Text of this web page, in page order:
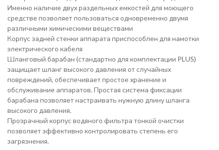
Именно наличие двух раздельных емкостей для моющего
средстве позволяет пользоваться одновременно двумя
различными химическими веществами
Корпус задней стенки аппарата приспособлен для намотки
электрического кабеля
Шланговый барабан (стандартно для комплектации PLUS)
защищает шланг высокого давления от случайных
повреждений, обеспечивает простое хранение и
обслуживание аппаратов. Простая система фиксации
барабана позволяет настраивать нужную длину шланга
высокого давления.
Прозрачный корпус водяного фильтра тонкой очистки
позволяет эффективно контролировать степень его
загрязнения.